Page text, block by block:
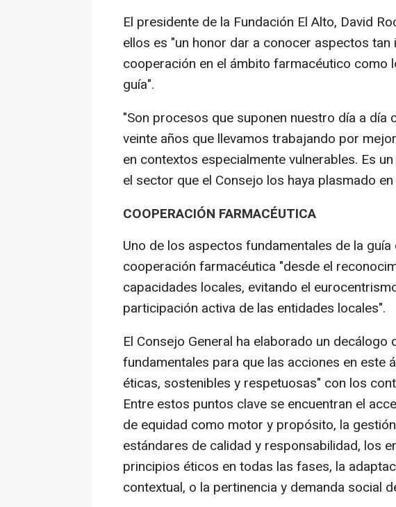
El presidente de la Fundación El Alto, David
ellos es "un honor dar a conocer aspectos
cooperación en el ámbito farmacéutico como
guía".
"Son procesos que suponen nuestro día a día
veinte años que llevamos trabajando por
en contextos especialmente vulnerables. Es
el sector que el Consejo los haya plasmado
COOPERACIÓN FARMACÉUTICA
Uno de los aspectos fundamentales de la
cooperación farmacéutica "desde el
capacidades locales, evitando el
participación activa de las entidades locales".
El Consejo General ha elaborado un
fundamentales para que las acciones en este
éticas, sostenibles y respetuosas" con los
Entre estos puntos clave se encuentran el
de equidad como motor y propósito, la
estándares de calidad y responsabilidad, los
principios éticos en todas las fases, la
contextual, o la pertinencia y demanda social